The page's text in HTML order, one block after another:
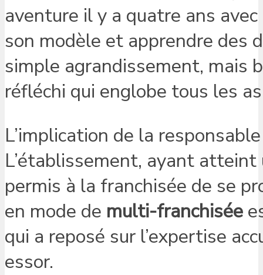
aventure il y a quatre ans
son modèle et apprendre des
simple agrandissement, mais
réfléchi qui englobe tous les
L’implication de la
L’établissement, ayant
permis à la franchisée de se
en mode de multi-franchisée
qui a reposé sur l’expertise
essor.